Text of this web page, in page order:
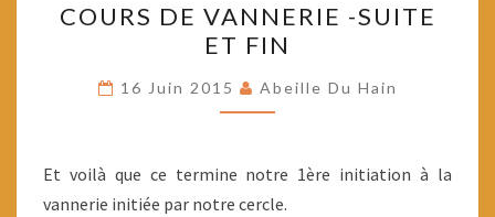
DE
VANNERIE
-
SUITE
FIN
COURS DE VANNERIE -SUITE
ET FIN
16 Juin 2015 Abeille Du Hain
Et voilà que ce termine notre 1ère initiation à la
vannerie initiée par notre cercle.